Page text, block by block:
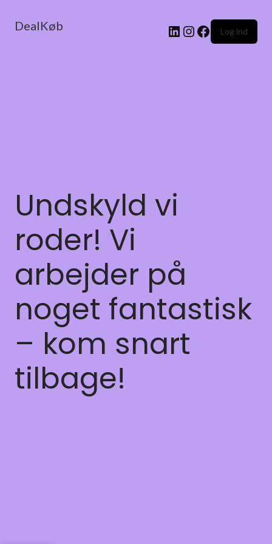
DealKøb Log ind
Undskyld vi
roder! Vi
arbejder på
noget fantastisk
– kom snart
tilbage!